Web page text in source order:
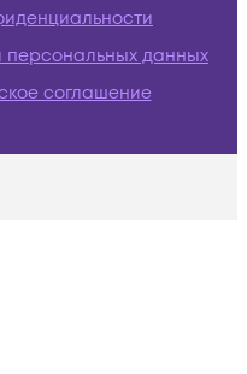
персональных данных
соглашение